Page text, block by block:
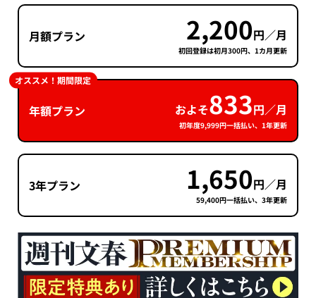
月額プラン 2,200円／月
初回登録は初月300円、1カ月更新
年額プラン およそ833円／月
初年度9,999円一括払い、1年更新
オススメ！期間限定
3年プラン 1,650円／月
59,400円一括払い、3年更新